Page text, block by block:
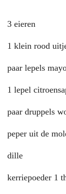
3 eieren
1 klein rood
paar lepels
1 lepel
paar druppels
peper uit de
dille
kerriepoeder 1